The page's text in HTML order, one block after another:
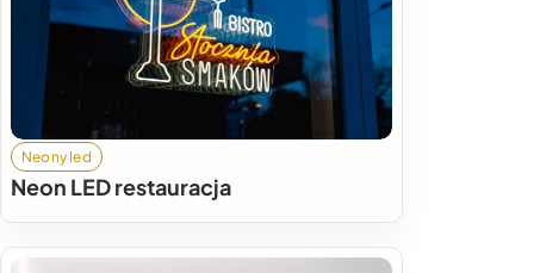
Neony led
Neon LED restauracja